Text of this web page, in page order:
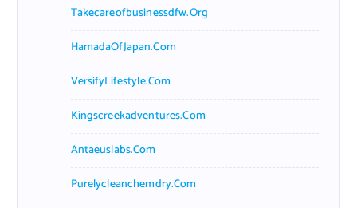
Takecareofbusinessdfw.org
HamadaOfJapan.com
VersifyLifestyle.com
Kingscreekadventures.com
Antaeuslabs.com
Purelycleanchemdry.com